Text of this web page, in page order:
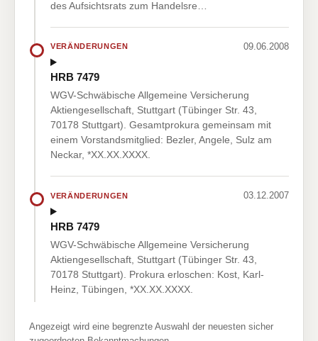
des Aufsichtsrats zum Handelsre…
VERÄNDERUNGEN 09.06.2008
HRB 7479
WGV-Schwäbische Allgemeine Versicherung
Aktiengesellschaft, Stuttgart (Tübinger Str. 43,
70178 Stuttgart). Gesamtprokura gemeinsam mit
einem Vorstandsmitglied: Bezler, Angele, Sulz am
Neckar, *XX.XX.XXXX.
VERÄNDERUNGEN 03.12.2007
HRB 7479
WGV-Schwäbische Allgemeine Versicherung
Aktiengesellschaft, Stuttgart (Tübinger Str. 43,
70178 Stuttgart). Prokura erloschen: Kost, Karl-
Heinz, Tübingen, *XX.XX.XXXX.
Angezeigt wird eine begrenzte Auswahl der neuesten sicher